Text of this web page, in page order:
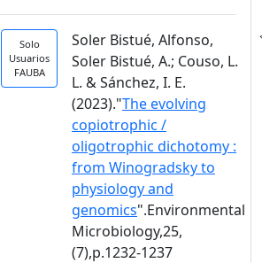
Solo
Usuarios
FAUBA
Soler Bistué, Alfonso,
Soler Bistué, A.; Couso, L.
L. & Sánchez, I. E.
(2023)."The evolving
copiotrophic /
oligotrophic dichotomy :
from Winogradsky to
physiology and
genomics".Environmental
Microbiology,25,
(7),p.1232-1237